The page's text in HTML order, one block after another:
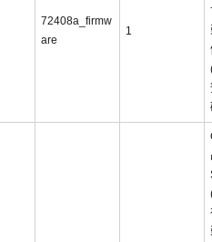
72408a_firmw
are
1